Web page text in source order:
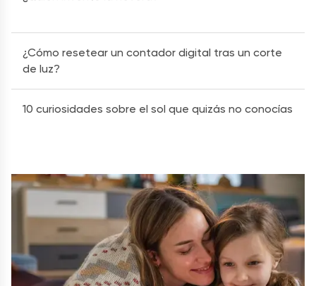
¿Cómo resetear un contador digital tras un corte
de luz?
10 curiosidades sobre el sol que quizás no conocías